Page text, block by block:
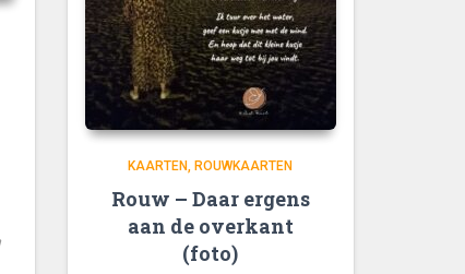
KAARTEN ROUWKAARTEN
Rouw – Daar ergens
aan de overkant
(foto)